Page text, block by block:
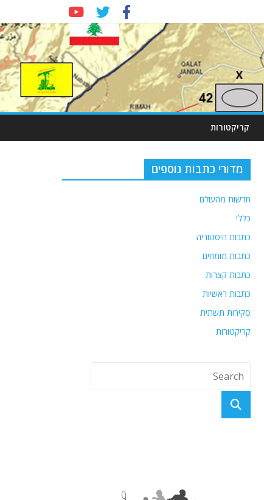
קריקטורות
מדורי כתבות נוספים
חדשות מהעולם
כללי
כתבות היסטוריה
כתבות מומחים
כתבות קצרות
כתבות ראשיות
סקירות תשתית
קריקטורות